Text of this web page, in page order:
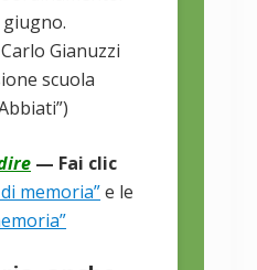
Gianuzzi
scuola
— Fai clic
memoria”e le